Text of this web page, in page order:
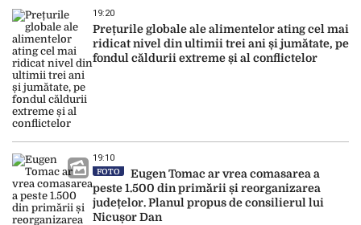
19:20
Prețurile globale ale alimentelor ating cel mai
ridicat nivel din ultimii trei ani și jumătate, pe
fondul căldurii extreme și al conflictelor
19:10
FOTO
Eugen Tomac ar vrea comasarea a
peste 1.500 din primării și reorganizarea
județelor. Planul propus de consilierul lui
Nicușor Dan